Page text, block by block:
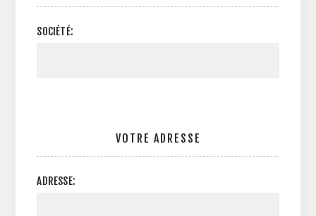
SOCIÉTÉ:
VOTRE ADRESSE
ADRESSE: